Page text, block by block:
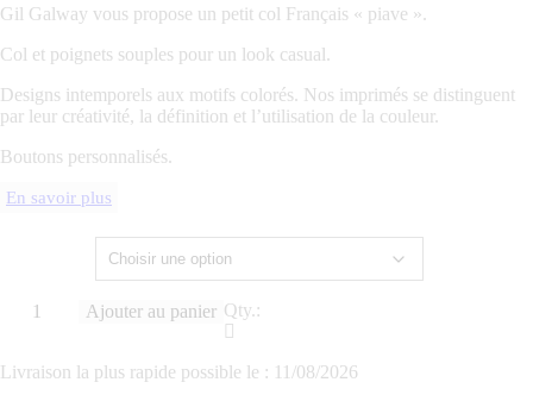
Gil Galway vous propose un petit col Français « piave ».
Col et poignets souples pour un look casual.
Designs intemporels aux motifs colorés. Nos imprimés se distinguent
par leur créativité, la définition et l’utilisation de la couleur.
Boutons personnalisés.
En savoir plus
Qty.:
Ajouter au panier
Livraison la plus rapide possible le : 11/08/2026